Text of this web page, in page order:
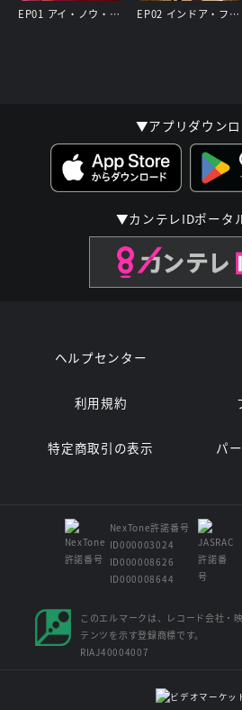
EP01 アイ・ノウ・ディス・バー EP02 インドア・ファイヤーワークス
▼アプリダウンロ
▼カンテレIDポータ
ヘルプセンター
利用規約
特定商取引の表示
パ
NexTone許諾番号
ID000003024
ID000008626
ID000008644
このエルマークは、レコード会社・
テンツを示す登録商標です。
RIAJ40004007